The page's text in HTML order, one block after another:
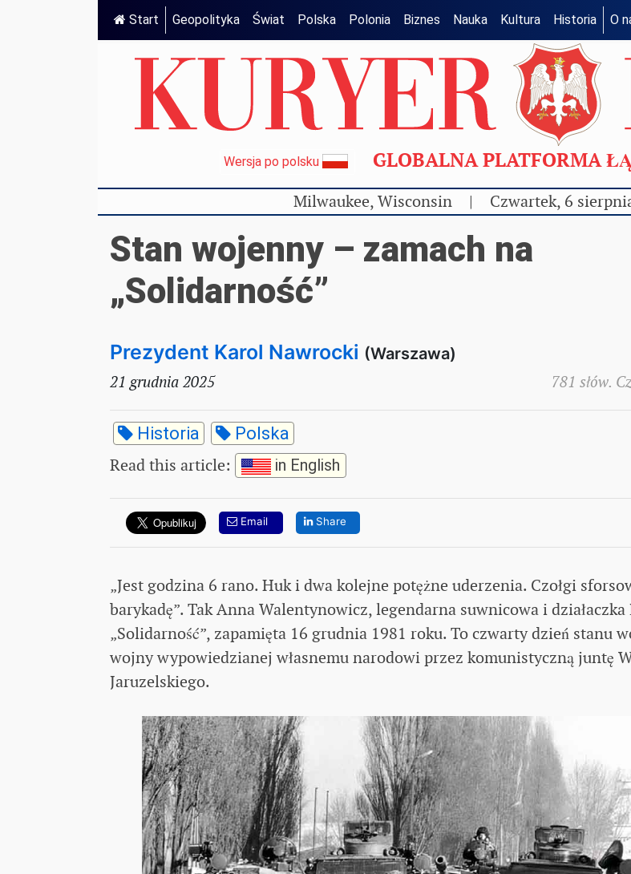
Start Geopolityka Świat Polska Polonia Biznes Nauka Kultura Historia O
Wersja po polsku GLOBALNA PLATFORMA
Milwaukee, Wisconsin | Czwartek, 6
Stan wojenny – zamach na
„Solidarność”
Prezydent Karol Nawrocki (Warszawa)
21 grudnia 2025
781 słów.
Historia Polska
Read this article: in English
Email Share
„Jest godzina 6 rano. Huk i dwa kolejne potężne uderzenia. Czołgi
barykadę”. Tak Anna Walentynowicz, legendarna suwnicowa i działaczka
„Solidarność”, zapamięta 16 grudnia 1981 roku. To czwarty dzień stanu
wojny wypowiedzianej własnemu narodowi przez komunistyczną juntę
Jaruzelskiego.